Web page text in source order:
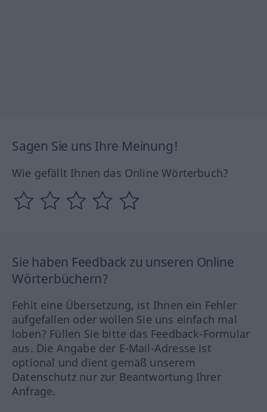
Sagen Sie uns Ihre Meinung!
Wie gefällt Ihnen das Online Wörterbuch?
Sie haben Feedback zu unseren Online
Wörterbüchern?
Fehlt eine Übersetzung, ist Ihnen ein Fehler
aufgefallen oder wollen Sie uns einfach mal
loben? Füllen Sie bitte das Feedback-Formular
aus. Die Angabe der E-Mail-Adresse ist
optional und dient gemäß unserem
Datenschutz nur zur Beantwortung Ihrer
Anfrage.